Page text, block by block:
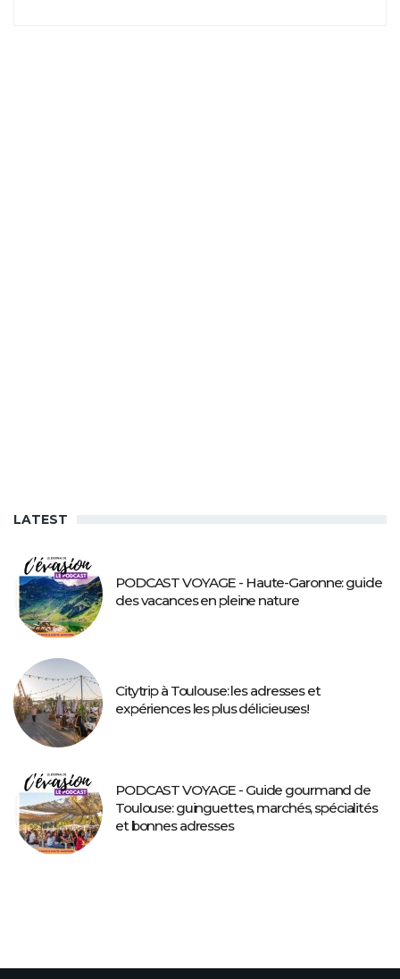
LATEST
PODCAST VOYAGE - Haute-Garonne: guide
des vacances en pleine nature
Citytrip à Toulouse: les adresses et
expériences les plus délicieuses!
PODCAST VOYAGE - Guide gourmand de
Toulouse: guinguettes, marchés, spécialités
et bonnes adresses